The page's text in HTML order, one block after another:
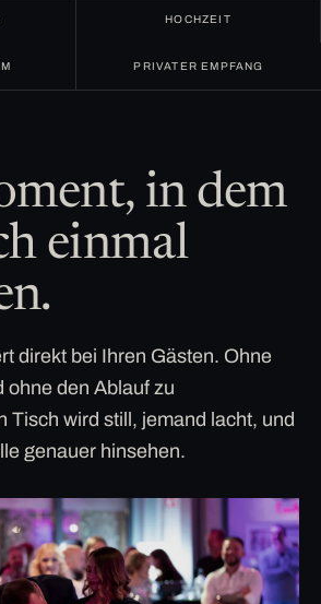
HOCHZEIT
PRIVATER EMPFANG
in dem
einmal
direkt bei Ihren Gästen. Ohne
ohne den Ablauf zu
Tisch wird still, jemand lacht, und
genauer hinsehen.